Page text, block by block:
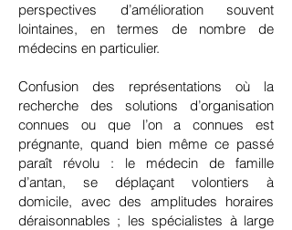
perspectives d’amélioration souvent
lointaines, en termes de nombre de
médecins en particulier.
Confusion des représentations où la
recherche des solutions d’organisation
connues ou que l’on a connues est
prégnante, quand bien même ce passé
paraît révolu : le médecin de famille
d’antan, se déplaçant volontiers à
domicile, avec des amplitudes horaires
déraisonnables ; les spécialistes à large